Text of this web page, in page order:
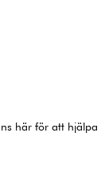
här för att hjälpa